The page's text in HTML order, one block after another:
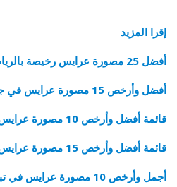
إقرا المزيد
أفضل 25 مصورة عرايس رخيصة بالرياض
أفضل وأرخص 15 مصورة عرايس في جدة
قائمة أفضل وأرخص 10 مصورة عرايس في مكة
قائمة أفضل وأرخص 15 مصورة عرايس في الشرقية
أجمل وأرخص 10 مصورة عرايس في تبوك والشمالية